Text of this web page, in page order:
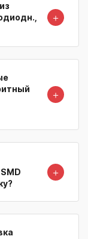
＋
＋
＋